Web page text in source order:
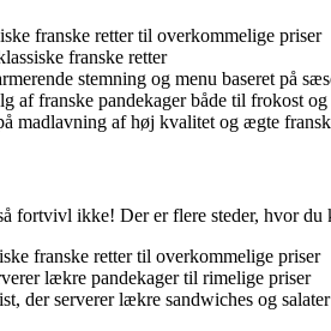
franske retter til overkommelige priser
franske retter
stemning og menu baseret på
af franske pandekager både til frokost og
madlavning af høj kvalitet og ægte
fortvivl ikke! Der er flere steder, hvor
franske retter til overkommelige priser
lækre pandekager til rimelige priser
der serverer lækre sandwiches og